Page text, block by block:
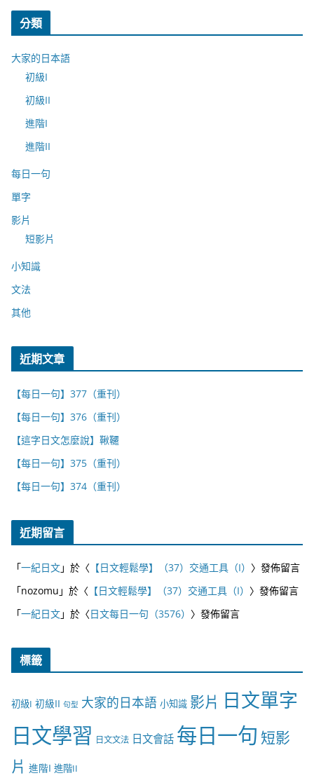
分類
大家的日本語
初級I
初級II
進階I
進階II
每日一句
單字
影片
短影片
小知識
文法
其他
近期文章
【每日一句】377（重刊）
【每日一句】376（重刊）
【這字日文怎麼說】鞦韆
【每日一句】375（重刊）
【每日一句】374（重刊）
近期留言
「一紀日文」於〈 【日文輕鬆學】（37）交通工具（I） 〉發佈留言
「nozomu 」於〈 【日文輕鬆學】（37）交通工具（I） 〉發佈留言
「一紀日文」於〈日文每日一句（3576） 〉發佈留言
標籤
初級I 初級II 句型 大家的日本語 小知識 影片 日文單字
日文學習 日文文法 日文會話 每日一句 短影
片 進階I 進階II